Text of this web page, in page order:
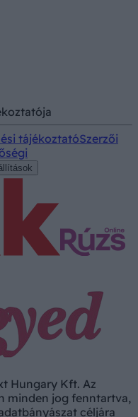
tájékoztatóSzerzői
Hungary Kft. Az
minden jog fenntartva,
céljára